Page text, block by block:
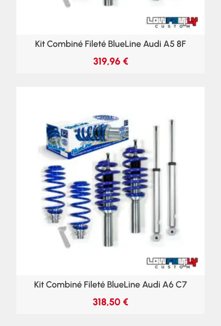
Kit Combiné Fileté BlueLine Audi A5 8F
319,96 €
Kit Combiné Fileté BlueLine Audi A6 C7
318,50 €